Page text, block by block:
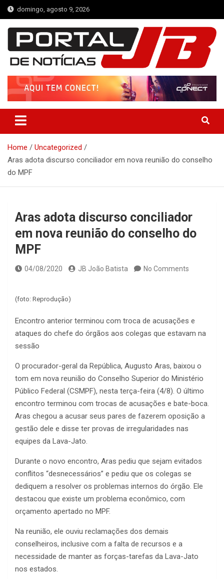
Skip
to
content
domingo, agosto 9, 2026
Portal de Notícias JB
Notícias de Simplício Mendes e Região
Home
Uncategorized
Aras adota discurso conciliador em nova reunião do conselho
do MPF
Aras adota discurso conciliador
em nova reunião do conselho do
MPF
04/08/2020 JB João Batista No Comments
(foto: Reprodução)
Encontro anterior terminou com troca de acusações e
ataques do chefe do órgãos aos colegas que estavam na
sessão
O procurador-geral da República, Augusto Aras, baixou o
tom em nova reunião do Conselho Superior do Ministério
Público Federal (CSMPF), nesta terça-feira (4/8). O último
encontro terminou com trocas de acusações e bate-boca.
Aras chegou a acusar seus pares de fazerem oposição a
gestão dele e disse ter provas de irregularidades nas
equipes da Lava-Jato.
Durante o novo encontro, Aras pediu que sejam evitados
conflitos “desnecessários” e pediu que os colegas se
dediquem a resolver os problemas internos do órgão. Ele
destacou que existe um problema econômico, com
orçamento apertado no MPF.
Na reunião, ele ouviu reclamações dos demais
conselheiros, inclusive com a falta de recursos e a
necessidade de manter as forças-tarefas da Lava-Jato
nos estados.